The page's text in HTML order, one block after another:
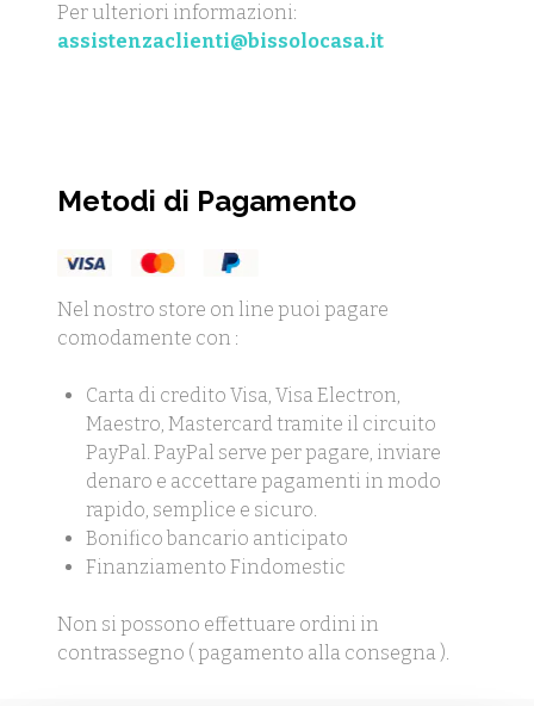
Per ulteriori informazioni:
assistenzaclienti@bissolocasa.it
Metodi di Pagamento
Nel nostro store on line puoi pagare
comodamente con :
Carta di credito Visa, Visa Electron,
Maestro, Mastercard tramite il circuito
PayPal. PayPal serve per pagare, inviare
denaro e accettare pagamenti in modo
rapido, semplice e sicuro.
Bonifico bancario anticipato
Finanziamento Findomestic
Non si possono effettuare ordini in
contrassegno ( pagamento alla consegna ).